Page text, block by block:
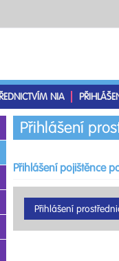
NIA
Přihlášení
Přihlášení pojištěnce